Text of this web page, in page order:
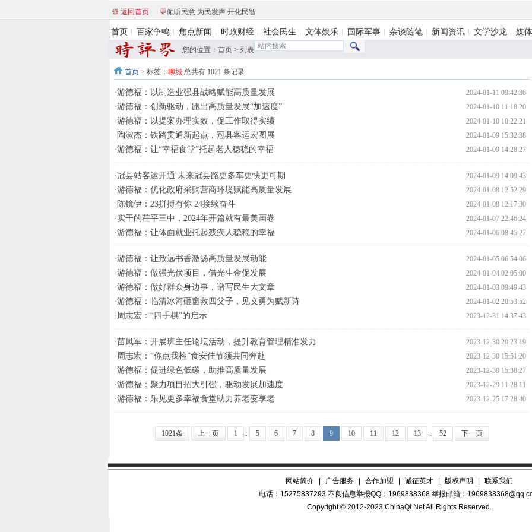
返回首页 倾听民意 为民发声 开化民智
首页 百家争鸣 焦点新闻 时政财经 社会民生 文体娱乐 国际军事 杂谈随笔 新闻资讯 文学沙龙 媒
您的位置： 首页 > 列表
首页 > 标签： 聊城 总共有 1021 条记录
2024-01-11 09:42:36
·游德福：以制造业强县战略赋能高质量发展
2024-01-10 11:18:20
·游德福：创新驱动，跑出高质量发展“加速度”
2024-01-10 10:22:21
·游德福：以提案办理实效，促工作取得实绩
2024-01-09 15:32:38
· 陶淑杰：铁路贯通新起点，冠县客运宏图展
2024-01-09 14:28:27
·游德福：让“幸福食堂”托起老人稳稳的幸福
2024-01-09 14:09:43
·冠县站客运开通 未来冠县路更多车更快更可期
2024-01-08 12:52:29
·游德福：优化政府采购营商环境赋能高质量发展
2024-01-08 12:17:30
· 陈镜伊：23拼搏有你 24接续奋斗
2024-01-07 22:46:24
· 实干的茌平三中，2024年开篇就有最美画卷
2024-01-06 08:45:27
·游德福：让体面就业托起残疾人稳稳的幸福
2024-01-05 06:54:06
·游德福：让致远书香激扬高质量发展动能
2024-01-04 02:05:00
·游德福：做强光伏项目，借光生金促发展
2024-01-03 09:49:43
·游德福：做好群众身边事，谱写民生大文章
2024-01-02 20:53:52
·游德福：临清冰河砸窗救四父子，见义勇为赋新诗
2023-12-31 14:37:43
· 周志宏：“四手棋”的启示
2023-12-30 20:23:19
·苗凤军：开展班主任论坛活动，提升教育管理精准发力
2023-12-30 15:51:20
· 周志宏：“你点我检”食安佳节须共同奔赴
2023-12-30 15:38:27
·游德福：促进绿色低碳，助推高质量发展
2023-12-29 11:28:11
·游德福：聚力项目招大引强，驱动发展加速度
2023-12-25 17:28:40
·游德福：乐见更多幸福食堂助力养老变享老
1021条 上一页 1 .. 5 6 7 8 9 10 11 12 13 .. 52 下一页
网站简介 广告服务 合作加盟 诚征英才 版权声明
联系我们
电话：15275837293 不良信息举报QQ：1969838368 举报邮箱：
Copyright © 2012-2023 ChinaQi.Net All Rights Reserved.